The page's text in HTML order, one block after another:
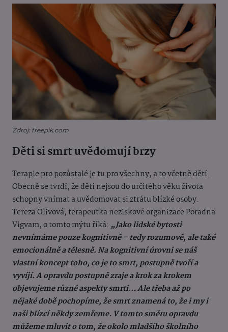
Zdroj: freepik.com
Děti si smrt uvědomují brzy
Terapie pro pozůstalé je tu pro všechny, a to včetně dětí.
Obecně se tvrdí, že děti nejsou do určitého věku života
schopny vnímat a uvědomovat si ztrátu blízké osoby.
Tereza Olivová, terapeutka neziskové organizace Poradna
Vigvam, o tomto mýtu říká: „Jako lidské bytosti
nevnímáme pouze kognitivně – tedy rozumově, ale také
emocionálně a tělesně. Na kognitivní úrovni se náš
vlastní koncept toho, co je to smrt, postupně tvoří a
vyvíjí. A opravdu postupně zraje a krok za krokem
objevujeme různé aspekty smrti… Ale třeba až po
nějaké době pochopíme, že smrt znamená to, že i my i
naši blízcí někdy zemřeme. V tomto směru opravdu
můžeme mluvit o tom, že okolo mladšího školního